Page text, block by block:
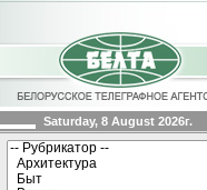
Saturday, 8 August 2026г.